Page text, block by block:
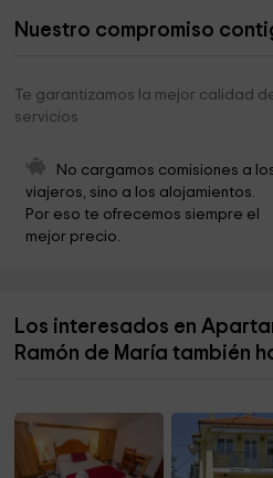
Capilla de San Francisco
Iglesia De San Miguel
Parroquia de San Miguel de Canero
Santa Ana Chapel
Iglesia parroquial de San Pedro de
Capilla de San Bartolo
Nuestro compromiso
Te garantizamos la mejor calidad
servicios
No cargamos comisiones a
viajeros, sino a los alojamientos.
Por eso te ofrecemos siempre el
mejor precio.
Los interesados en
Ramón de María también